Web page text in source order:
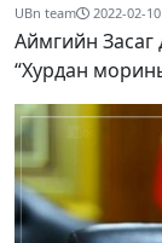
UBn team 2022-02-
Аймгийн Засаг
“Хурдан